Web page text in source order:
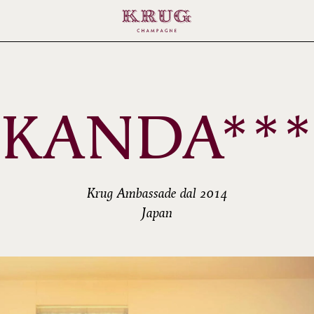
KANDA***
Krug Ambassade dal 2014
Japan